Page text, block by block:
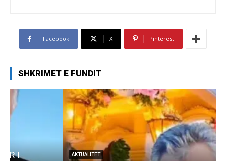
Facebook X Pinterest
SHKRIMET E FUNDIT